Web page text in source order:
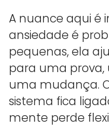
A nuance aqui é
ansiedade é
pequenas, ela
para uma
uma mudança.
sistema fica
mente perde